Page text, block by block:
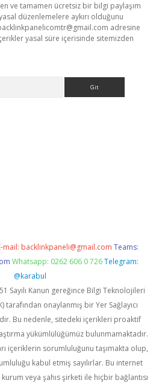
ve tamamen ücretsiz bir bilgi paylaşım
düzenlemelere aykırı olduğunu
adresine
yasal süre içerisinde sitemizden
mail: backlinkpaneli@gmail.com Teams:
Whatsapp: 0262 606 0 726 Telegram:
@karabul
Sayılı Kanun gereğince Bilgi Teknolojileri
tarafından onaylanmış bir Yer Sağlayıcı
Bu nedenle, sitedeki içerikleri proaktif
yükümlülüğümüz bulunmamaktadır.
içeriklerin sorumluluğunu taşımakta olup,
kabul etmiş sayılırlar. Bu internet
veya şahıs şirketi ile hiçbir bağlantısı